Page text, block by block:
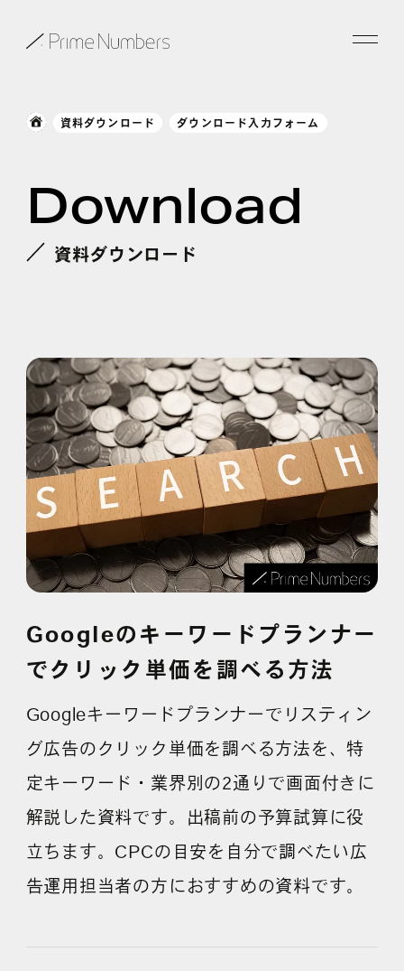
事例紹介
お役立ち情報
お知らせ
採用情報
各種ご相談 資料ダウンロード
セミナー申し込み
無料診断実施中
Webマーケティング用語集
よくある質問
資料ダウンロード ダウンロード入力フォーム
Download
資料ダウンロード
Googleのキーワードプランナー
でクリック単価を調べる方法
Googleキーワードプランナーでリスティン
グ広告のクリック単価を調べる方法を、特
定キーワード・業界別の2通りで画面付きに
解説した資料です。出稿前の予算試算に役
立ちます。CPCの目安を自分で調べたい広
告運用担当者の方におすすめの資料です。